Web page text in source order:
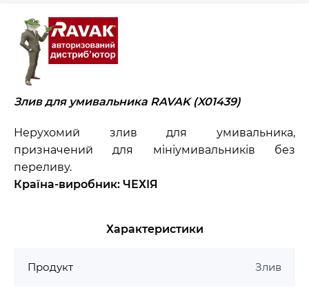
Злив для умивальника RAVAK (X01439)
Нерухомий злив для умивальника,
призначений для мініумивальників без
переливу.
Країна-виробник: ЧЕХІЯ
Характеристики
Продукт Злив